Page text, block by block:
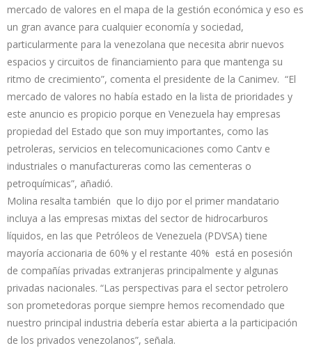
mercado de valores en el mapa de la gestión económica y eso es
un gran avance para cualquier economía y sociedad,
particularmente para la venezolana que necesita abrir nuevos
espacios y circuitos de financiamiento para que mantenga su
ritmo de crecimiento”, comenta el presidente de la Canimev. “El
mercado de valores no había estado en la lista de prioridades y
este anuncio es propicio porque en Venezuela hay empresas
propiedad del Estado que son muy importantes, como las
petroleras, servicios en telecomunicaciones como Cantv e
industriales o manufactureras como las cementeras o
petroquímicas”, añadió.
Molina resalta también que lo dijo por el primer mandatario
incluya a las empresas mixtas del sector de hidrocarburos
líquidos, en las que Petróleos de Venezuela (PDVSA) tiene
mayoría accionaria de 60% y el restante 40% está en posesión
de compañías privadas extranjeras principalmente y algunas
privadas nacionales. “Las perspectivas para el sector petrolero
son prometedoras porque siempre hemos recomendado que
nuestro principal industria debería estar abierta a la participación
de los privados venezolanos”, señala.